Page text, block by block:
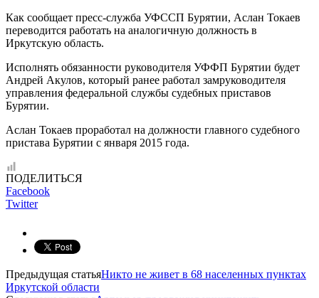
Как сообщает пресс-служба УФССП Бурятии, Аслан Токаев
переводится работать на аналогичную должность в
Иркутскую область.
Исполнять обязанности руководителя УФФП Бурятии будет
Андрей Акулов, который ранее работал замруководителя
управления федеральной службы судебных приставов
Бурятии.
Аслан Токаев проработал на должности главного судебного
пристава Бурятии с января 2015 года.
ПОДЕЛИТЬСЯ
Facebook
Twitter
Предыдущая статьяНикто не живет в 68 населенных пунктах
Иркутской области